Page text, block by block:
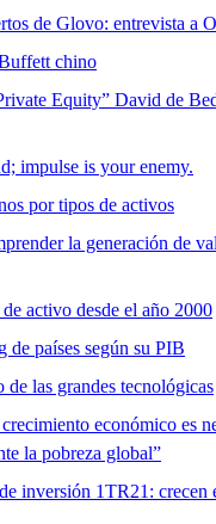
de Glovo: entrevista a
chino
Equity” David de
impulse is your enemy.
por tipos de activos
la generación de
activo desde el año 2000
países según su PIB
de las grandes tecnológicas
económico es
la pobreza global”
inversión 1TR21: